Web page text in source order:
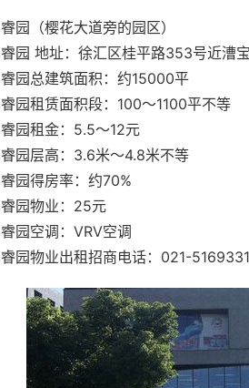
园（樱花大道旁的园区）
园 地址：徐汇区桂平路353号近漕
园总建筑面积：约15000平
园租赁面积段：100～1100平不等
园租金：5.5～12元
园层高：3.6米～4.8米不等
园得房率：约70%
园物业：25元
园空调：VRV空调
园物业出租招商电话：021-